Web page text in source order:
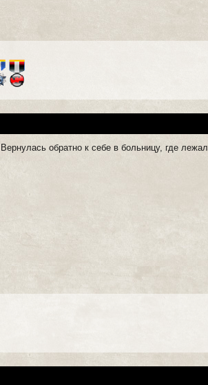
Вернулась обратно к себе в больницу, где